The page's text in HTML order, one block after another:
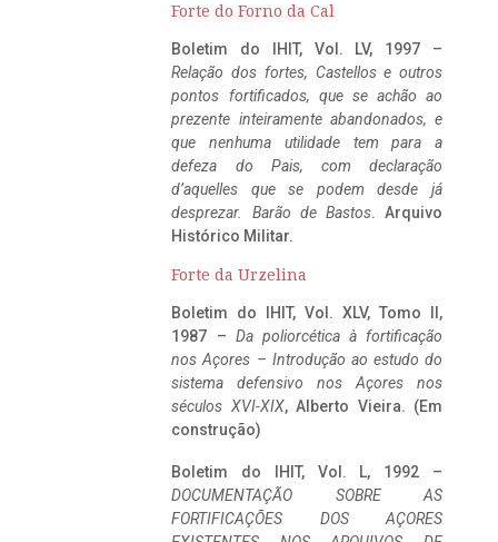
Forte do Forno da Cal
Boletim do IHIT, Vol. LV, 1997 –
Relação dos fortes, Castellos e outros
pontos fortificados, que se achão ao
prezente inteiramente abandonados, e
que nenhuma utilidade tem para a
defeza do Pais, com declaração
d’aquelles que se podem desde já
desprezar. Barão de Bastos. Arquivo
Histórico Militar.
Forte da Urzelina
Boletim do IHIT, Vol. XLV, Tomo II,
1987 – Da poliorcética à fortificação
nos Açores – Introdução ao estudo do
sistema defensivo nos Açores nos
séculos XVI-XIX, Alberto Vieira. (Em
construção)
Boletim do IHIT, Vol. L, 1992 –
DOCUMENTAÇÃO SOBRE AS
FORTIFICAÇÕES DOS AÇORES